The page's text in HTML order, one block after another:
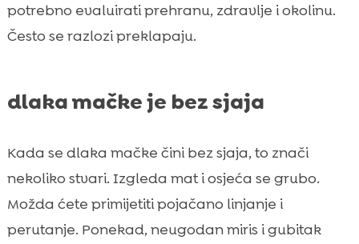
potrebno evaluirati prehranu, zdravlje i okolinu.
Često se razlozi preklapaju.
dlaka mačke je bez sjaja
Kada se dlaka mačke čini bez sjaja, to znači
nekoliko stvari. Izgleda mat i osjeća se grubo.
Možda ćete primijetiti pojačano linjanje i
perutanje. Ponekad, neugodan miris i gubitak